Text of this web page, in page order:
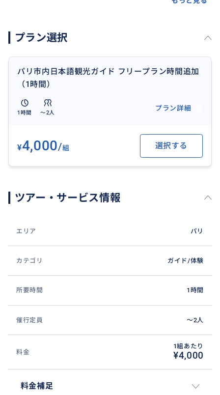
プラン選択
パリ市内日本語観光ガイド フリープラン時間追加
（1時間）
1時間 〜2人
プラン詳細
¥4,000/組 選択する
ツアー・サービス情報
エリア パリ
カテゴリ ガイド/体験
所要時間 1時間
催行定員 〜2人
料金
1組あたり
¥4,000
料金補足